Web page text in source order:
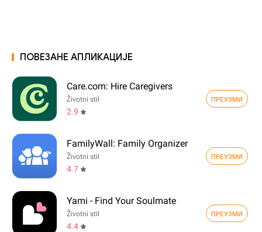
ПОВЕЗАНЕ АПЛИКАЦИЈЕ
Care.com: Hire Caregivers
Životni stil
2.9
ПРЕУЗМИ
FamilyWall: Family Organizer
Životni stil
4.7
ПРЕУЗМИ
Yami - Find Your Soulmate
Životni stil
4.4
ПРЕУЗМИ